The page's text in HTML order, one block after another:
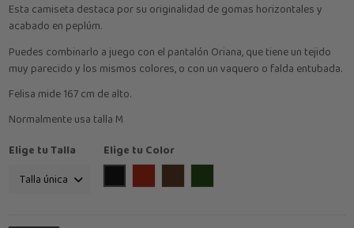
Esta camiseta destaca por su originalidad de gomas horizontales y
acabado en peplúm.
Puedes combinarlo a juego con el pantalón Oriana, que tiene un tejido
muy parecido y los mismos colores, o con un vaquero o falda entubada.
Felisa mide 167 cm de alto.
Normalmente usa talla M
Elige tu Talla
Elige tu Color